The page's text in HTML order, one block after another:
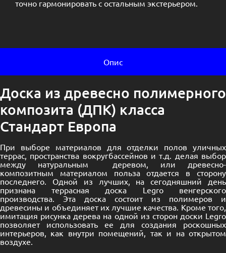
точно гармонировать с остальным экстерьером.
Опис
Доска из древесно полимерного
композита (ДПК) класса
Стандарт Европа
При выборе материалов для отделки полов уличных
террас, пространства вокругбассейнов и т.д. делая выбор
между натуральным деревом, или древесно-
композитным материалом польза отдается в сторону
последнего. Одной из лучших, на сегодняшний день
признана террасная доска Legro венгерского
производства. Эта доска состоит из полимеров и
древесины и объединяет их лучшие качества. Кроме того,
имитация рисунка дерева на одной из сторон доски Legro
позволяет использовать ее для создания роскошных
интерьеров, как внутри помещений, так и на открытом
воздухе.